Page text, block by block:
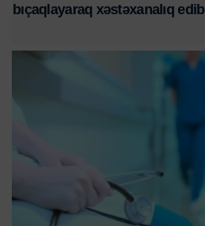
bıçaqlayaraq xəstəxanalıq edib